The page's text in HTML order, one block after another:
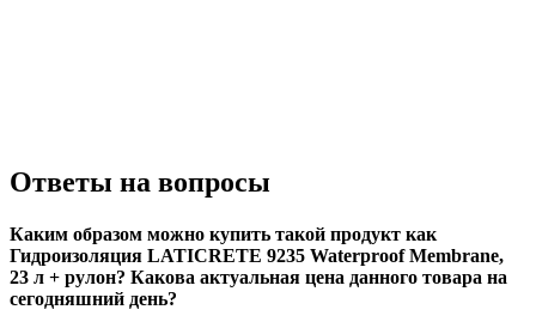
Ответы на вопросы
Каким образом можно купить такой продукт как
Гидроизоляция LATICRETE 9235 Waterproof Membrane,
23 л + рулон? Какова актуальная цена данного товара на
сегодняшний день?